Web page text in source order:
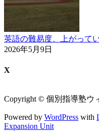
英語の難易度、上がって
2026年5月9日
X
Copyright © 個別指導塾ウ
Powered by WordPress with
Expansion Unit